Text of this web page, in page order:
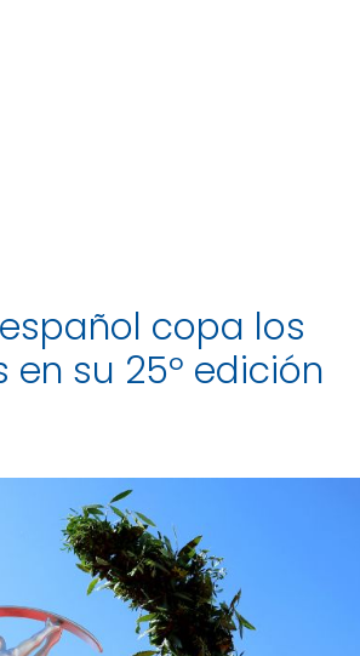
copa los
su 25º edición